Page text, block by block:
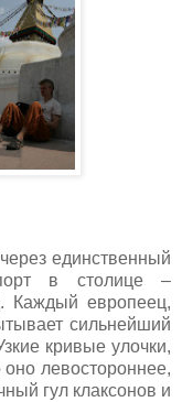
единственный
в столице –
Каждый европеец,
сильнейший
кривые улочки,
левостороннее,
гул клаксонов и